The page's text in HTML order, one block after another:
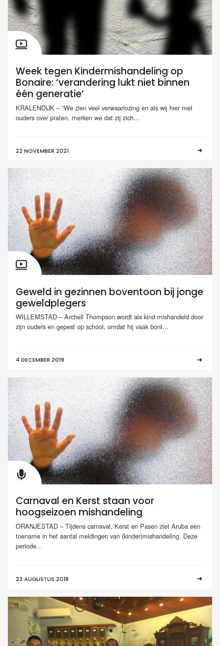
Week tegen Kindermishandeling op
Bonaire: ‘verandering lukt niet binnen
één generatie’
KRALENDIJK – “We zien veel verwaarlozing en als wij hier met
ouders over praten, merken we dat zij zich...
22 NOVEMBER 2021
Geweld in gezinnen boventoon bij jonge
geweldplegers
WILLEMSTAD – Archell Thompson wordt als kind mishandeld door
zijn ouders en gepest op school, omdat hij vaak bont...
4 DECEMBER 2019
Carnaval en Kerst staan voor
hoogseizoen mishandeling
ORANJESTAD – Tijdens carnaval, Kerst en Pasen ziet Aruba een
toename in het aantal meldingen van (kinder)mishandeling. Deze
periode...
23 AUGUSTUS 2018